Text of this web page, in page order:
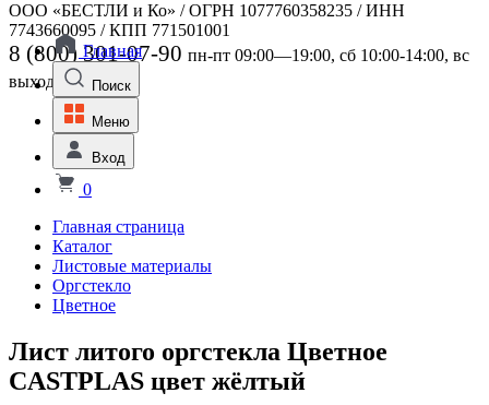
ООО «БЕСТЛИ и Ко» / ОГРН 1077760358235 / ИНН
7743660095 / КПП 771501001
8 (800) 301-07-90 пн-пт 09:00—19:00, сб 10:00-14:00, вс
выходной
Главная
Поиск
Меню
Вход
0
Главная страница
Каталог
Листовые материалы
Оргстекло
Цветное
Лист литого оргстекла Цветное
СASTPLAS цвет жёлтый